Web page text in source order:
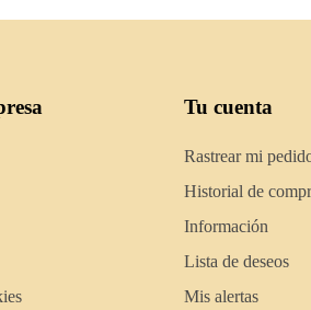
Tu cuenta
Rastrear mi
Historial de
Información
Lista de deseos
Mis alertas